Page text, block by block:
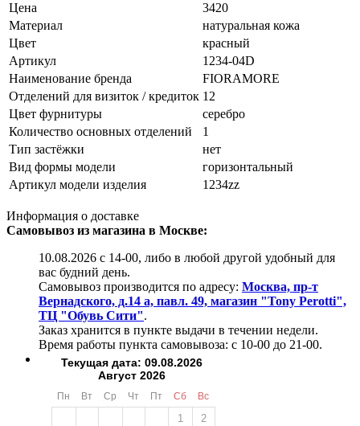
Цена
3420
Материал
натуральная кожа
Цвет
красный
Артикул
1234-04D
Наименование бренда
FIORAMORE
Отделений для визиток / кредиток 12
Цвет фурнитуры
серебро
Количество основных отделений
1
Тип застёжки
нет
Вид формы модели
горизонтальный
Артикул модели изделия
1234zz
Информация о доставке
Самовывоз из магазина в Москве:
10.08.2026 с 14-00, либо в любой другой удобный для
вас будний день.
Самовывоз производится по адресу: Москва, пр-т
Вернадского, д.14 а, павл. 49, магазин "Tony Perotti",
ТЦ "Обувь Сити".
Заказ хранится в пункте выдачи в течении недели.
Время работы пункта самовывоза: с 10-00 до 21-00.
Текущая дата: 09.08.2026
Август 2026
Пн Вт Ср Чт Пт Сб Вс
1
2